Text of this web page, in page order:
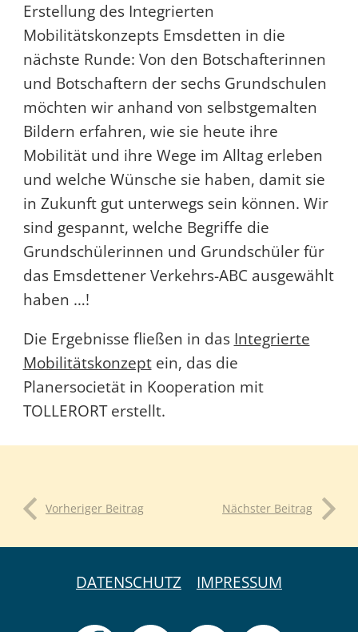
Erstellung des Integrierten
Mobilitätskonzepts Emsdetten in die
nächste Runde: Von den Botschafterinnen
und Botschaftern der sechs Grundschulen
möchten wir anhand von selbstgemalten
Bildern erfahren, wie sie heute ihre
Mobilität und ihre Wege im Alltag erleben
und welche Wünsche sie haben, damit sie
in Zukunft gut unterwegs sein können. Wir
sind gespannt, welche Begriffe die
Grundschülerinnen und Grundschüler für
das Emsdettener Verkehrs-ABC ausgewählt
haben …!
Die Ergebnisse fließen in das Integrierte
Mobilitätskonzeptein, das die
Planersocietät in Kooperation mit
TOLLERORT erstellt.
Vorheriger Beitrag Nächster Beitrag
DATENSCHUTZ IMPRESSUM